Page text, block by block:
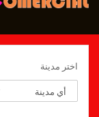
اختر مدينة